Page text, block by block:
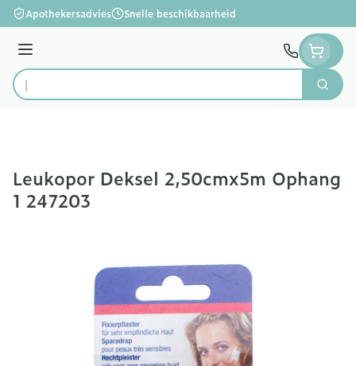
Ga naar de inhoud
Apothekersadvies Snelle beschikbaarheid
Menu
Product, merk, categorie...
Zoek
Leukopor Deksel 2,50cmx5m Ophang
1 247203